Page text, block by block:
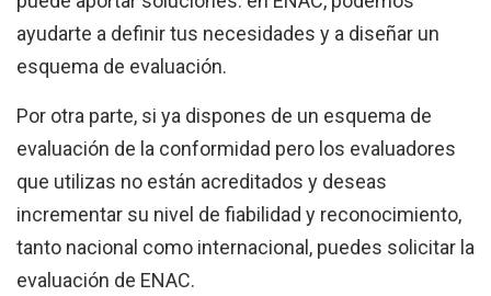
ayudarte a definir tus necesidades y a diseñar un
esquema de evaluación.
Por otra parte, si ya dispones de un esquema de
evaluación de la conformidad pero los evaluadores
que utilizas no están acreditados y deseas
incrementar su nivel de fiabilidad y reconocimiento,
tanto nacional como internacional, puedes solicitar la
evaluación de ENAC.